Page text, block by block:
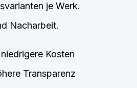
je Werk.
Nacharbeit.
Kosten
Transparenz